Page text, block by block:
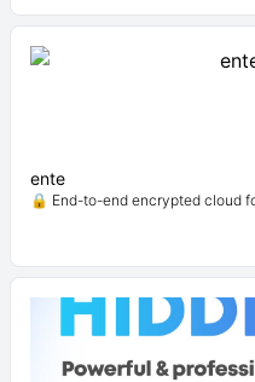
ente
🔒 End-to-end encrypted cloud